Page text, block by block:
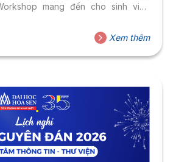
mang đến cho sinh viên
nguồn tài liệu học thuật phục vụ
Xem thêm